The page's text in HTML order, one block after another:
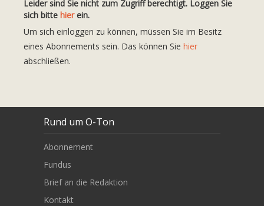
Leider sind Sie nicht zum Zugriff berechtigt. Loggen Sie
sich bitte hierein.
Um sich einloggen zu können, müssen Sie im Besitz
eines Abonnements sein. Das können Sie hier
abschließen.
Rund um O-Ton
Abonnement
Fundus
Brief an die Redaktion
Kontakt